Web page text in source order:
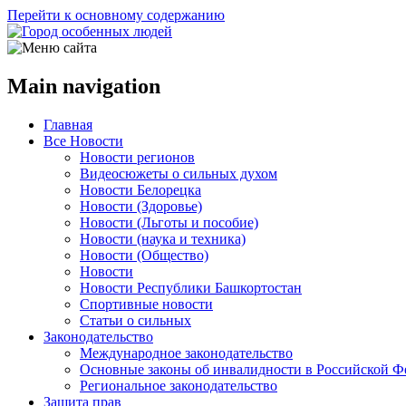
Перейти к основному содержанию
Main navigation
Главная
Все Новости
Новости регионов
Видеосюжеты о сильных духом
Новости Белорецка
Новости (Здоровье)
Новости (Льготы и пособие)
Новости (наука и техника)
Новости (Общество)
Новости
Новости Республики Башкортостан
Спортивные новости
Статьи о сильных
Законодательство
Международное законодательство
Основные законы об инвалидности в Российской
Региональное законодательство
Защита прав